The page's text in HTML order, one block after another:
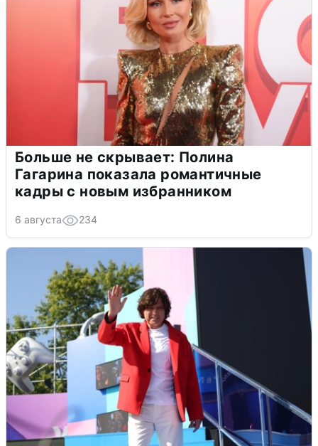
Больше не скрывает: Полина
Гагарина показала романтичные
кадры с новым избранником
6 августа 234